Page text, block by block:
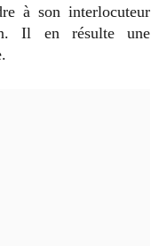
à son interlocuteur
Il en résulte une